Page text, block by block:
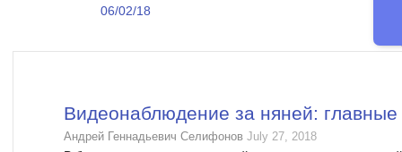
06/02/18
Видеонаблюдение за няней: главные
Андрей Геннадьевич Селифонов July 27, 2018